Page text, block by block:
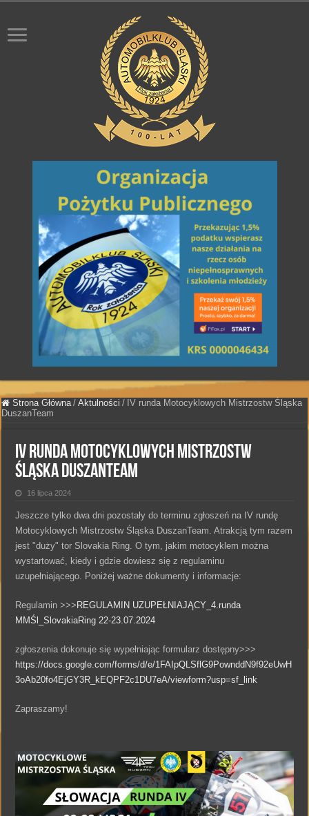
Strona Główna / Aktulności / IV runda Motocyklowych Mistrzostw Śląska
DuszanTeam
IV runda Motocyklowych Mistrzostw
Śląska DuszanTeam
16 lipca 2024
Jeszcze tylko dwa dni pozostały do terminu zgłoszeń na IV rundę
Motocyklowych Mistrzostw Śląska DuszanTeam. Atrakcją tym razem
jest "duży" tor Slovakia Ring. O tym, jakim motocyklem można
wystartować, kiedy i gdzie dowiesz się z regulaminu
uzupełniającego. Poniżej ważne dokumenty i informacje:
Regulamin >>> REGULAMIN UZUPEŁNIAJĄCY_4.runda
MMŚl_SlovakiaRing 22-23.07.2024
zgłoszenia dokonuje się wypełniając formularz dostępny>>>
https://docs.google.com/forms/d/e/1FAIpQLSflG9PownddN9f92eUwH
3oAb20fo4EjGY3R_kEQPF2c1DU7eA/viewform?usp=sf_link
Zapraszamy!